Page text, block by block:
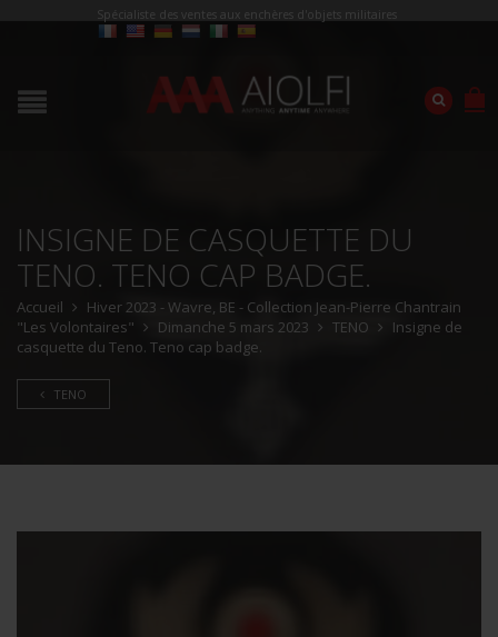
Spécialiste des ventes aux enchères d'objets militaires
INSIGNE DE CASQUETTE DU
TENO. TENO CAP BADGE.
Accueil
Hiver 2023 - Wavre, BE - Collection Jean-Pierre Chantrain
"Les Volontaires"
Dimanche 5 mars 2023 TENO
Insigne de
casquette du Teno. Teno cap badge.
TENO